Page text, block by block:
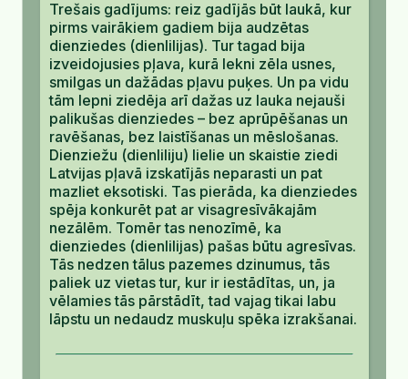
Trešais gadījums: reiz gadījās būt laukā, kur
pirms vairākiem gadiem bija audzētas
dienziedes (dienlilijas). Tur tagad bija
izveidojusies pļava, kurā lekni zēla usnes,
smilgas un dažādas pļavu puķes. Un pa vidu
tām lepni ziedēja arī dažas uz lauka nejauši
palikušas dienziedes – bez aprūpēšanas un
ravēšanas, bez laistīšanas un mēslošanas.
Dienziežu (dienliliju) lielie un skaistie ziedi
Latvijas pļavā izskatījās neparasti un pat
mazliet eksotiski. Tas pierāda, ka dienziedes
spēja konkurēt pat ar visagresīvākajām
nezālēm. Tomēr tas nenozīmē, ka
dienziedes (dienlilijas) pašas būtu agresīvas.
Tās nedzen tālus pazemes dzinumus, tās
paliek uz vietas tur, kur ir iestādītas, un, ja
vēlamies tās pārstādīt, tad vajag tikai labu
lāpstu un nedaudz muskuļu spēka izrakšanai.